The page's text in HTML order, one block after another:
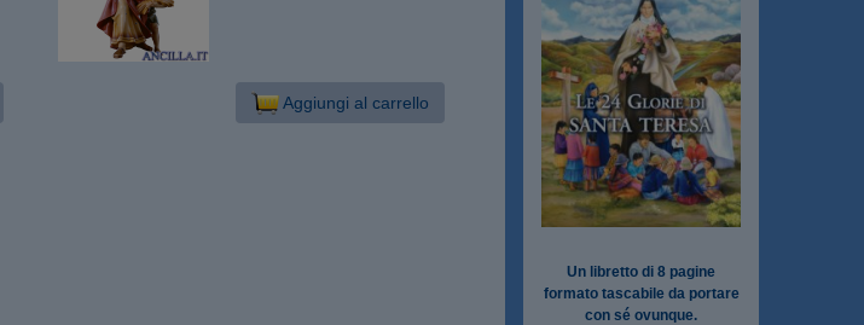
Aggiungi al carrello
Un libretto di 8 pagine
formato tascabile da portare
con sé ovunque.